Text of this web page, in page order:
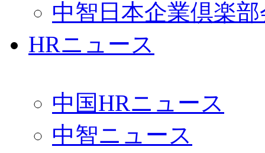
中智日本企業倶楽
HRニュース
中国HRニュース
中智ニュース